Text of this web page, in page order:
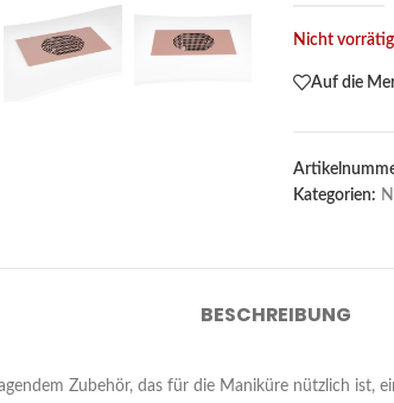
Nicht vorrätig
Auf die
Kategorien:
BESCHREIBUNG
Zubehör, das für die Maniküre nützlich ist,